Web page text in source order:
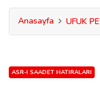
Anasayfa UFUK
ASR-I SAADET HATIRALARI